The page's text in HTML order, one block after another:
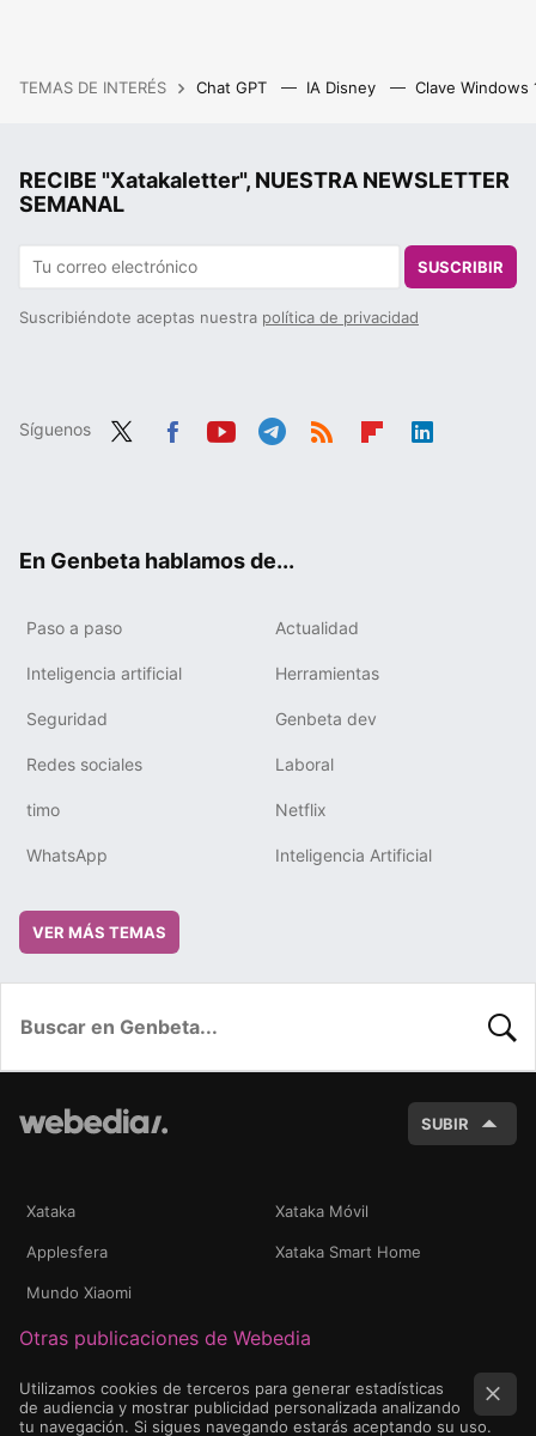
TEMAS DE INTERÉS Chat GPT IA Disney Clave Windows
RECIBE "Xatakaletter", NUESTRA NEWSLETTER
SEMANAL
SUSCRIBIR
Suscribiéndote aceptas nuestra política de privacidad
Síguenos
En Genbeta hablamos de...
Paso a paso Actualidad
Inteligencia artificial Herramientas
Seguridad Genbeta dev
Redes sociales Laboral
timo Netflix
WhatsApp Inteligencia Artificial
VER MÁS TEMAS
SUBIR
Xataka Xataka Móvil
Applesfera Xataka Smart Home
Mundo Xiaomi
Otras publicaciones de Webedia
Utilizamos cookies de terceros para generar estadísticas
de audiencia y mostrar publicidad personalizada analizando
tu navegación. Si sigues navegando estarás aceptando su uso.